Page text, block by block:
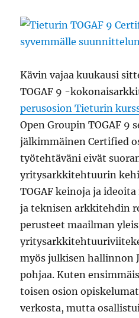
Kävin vajaa kuukausi
TOGAF 9 -
perusosion Tieturin
Open Groupin TOGAF 9
jälkimmäinen Certified
työtehtäväni eivät
yritysarkkitehtuurin
TOGAF keinoja ja
ja teknisen arkkitehdin
perusteet maailman
myös julkisen hallinnon
pohjaa. Kuten
toisen osion
verkosta, mutta